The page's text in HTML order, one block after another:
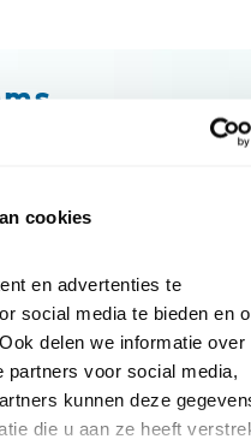
cookies
en advertenties te
social media te bieden en
delen we informatie over
voor social media,
kunnen deze
die u aan ze heeft